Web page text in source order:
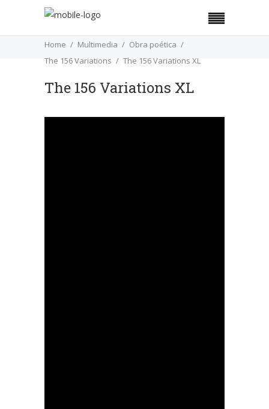
Home Multimedia
Obra poética
The 156 Variations
The 156 Variations XL
The 156 Variations XL